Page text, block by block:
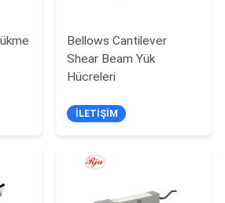
Bellows Cantilever
Shear Beam Yük
Hücreleri
İLETIŞIM